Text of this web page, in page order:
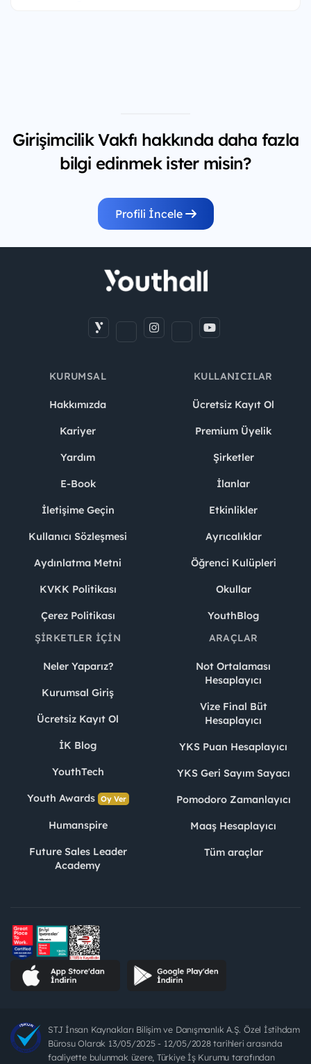
Girişimcilik Vakfı hakkında daha fazla
bilgi edinmek ister misin?
Profili İncele
KURUMSAL
Hakkımızda
Kariyer
Yardım
E-Book
İletişime Geçin
Kullanıcı Sözleşmesi
Aydınlatma Metni
KVKK Politikası
Çerez Politikası
KULLANICILAR
Ücretsiz Kayıt Ol
Premium Üyelik
Şirketler
İlanlar
Etkinlikler
Ayrıcalıklar
Öğrenci Kulüpleri
Okullar
YouthBlog
ŞIRKETLER İÇIN
Neler Yaparız?
Kurumsal Giriş
Ücretsiz Kayıt Ol
İK Blog
YouthTech
Youth Awards Oy Ver
Humanspire
Future Sales Leader
Academy
ARAÇLAR
Not Ortalaması
Hesaplayıcı
Vize Final Büt
Hesaplayıcı
YKS Puan Hesaplayıcı
YKS Geri Sayım Sayacı
Pomodoro Zamanlayıcı
Maaş Hesaplayıcı
Tüm araçlar
STJ İnsan Kaynakları Bilişim ve Danışmanlık A.Ş. Özel İstihdam
Bürosu Olarak 13/05/2025 - 12/05/2028 tarihleri arasında
faaliyette bulunmak üzere, Türkiye İş Kurumu tarafından